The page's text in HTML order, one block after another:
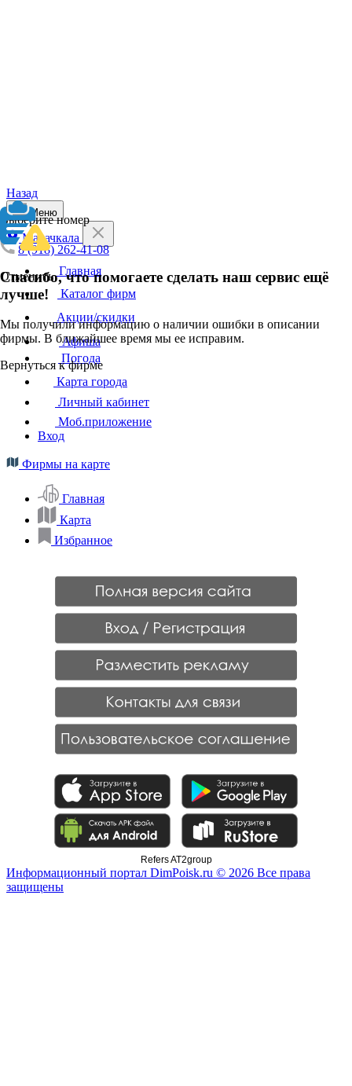
Назад
Выберите номер
8 (918) 262-41-08
Отменить
Спасибо, что помогаете сделать наш сервис ещё
лучше!
Мы получили информацию о наличии ошибки в описании
фирмы. В ближайшее время мы ее исправим.
Вернуться к фирме
Меню
Махачкала
Главная
Каталог фирм
Акции/скидки
Афиша
Погода
Карта города
Личный кабинет
Моб.приложение
Вход
Фирмы на карте
Главная
Карта
Избранное
Refers AT2group
Информационный портал DimPoisk.ru © 2026 Все права
защищены